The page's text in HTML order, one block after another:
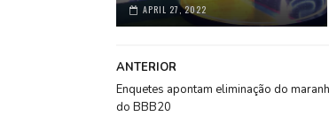
APRIL 27, 2022
ANTERIOR
Enquetes apontam eliminação do
do BBB20